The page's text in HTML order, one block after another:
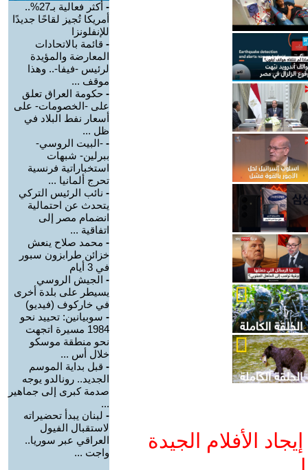
الأفلام الجيدة
-
أكثر فعالية بـ27%..
أمريكا تُجيز لقاحًا جديدًا
للإنفلونزا
- قائمة بالاتحادات
المعارضة والمؤيدة
لرئيس -فيفا-.. وهذا
موقف ...
- حكومة العراق تعلق
على -الخصومات- على
أسعار نفط البلاد في
ظل ...
- -البيت الروسي-
ببرلين- شبهات
استخباراتية فرنسية
تحرج ألمانيا ...
- نائب الرئيس التركي
يتحدث عن احتمالية
انضمام مصر إلى
اتفاقية ...
- محمد صلاح ينعش
خزائن طرابزون سبور
في 3 أيام
- الجيش الروسي
يسيطر على بلدة أخرى
في خاركوف (فيديو)
- سوبيانين: تحييد نحو
1984 مسيرة اتجهت
نحو منطقة موسكو
خلال أس ...
- قبل بداية الموسم
الجديد.. رونالدو يوجه
صدمة كبرى إلى جماهير
...
- لبنان يبدأ تحضيراته
لاستقبال الفيول
العراقي عبر سوريا..
واجت ...